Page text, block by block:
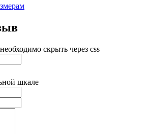
скрыть через css
шкале